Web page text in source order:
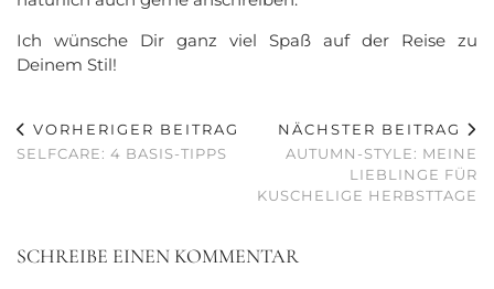
Ich wünsche Dir ganz viel Spaß auf der Reise zu
Deinem Stil!
VORHERIGER BEITRAG
SELFCARE: 4 BASIS-TIPPS
NÄCHSTER BEITRAG
AUTUMN-STYLE: MEINE
LIEBLINGE FÜR
KUSCHELIGE HERBSTTAGE
SCHREIBE EINEN KOMMENTAR